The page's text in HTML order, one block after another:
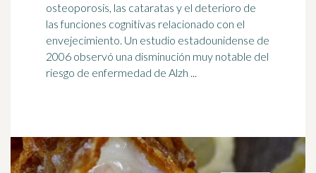
osteoporosis, las cataratas y el deterioro de
las funciones cognitivas relacionado con el
envejecimiento. Un estudio estadounidense de
2006 observó una disminución muy notable del
riesgo de enfermedad de Alzh ...